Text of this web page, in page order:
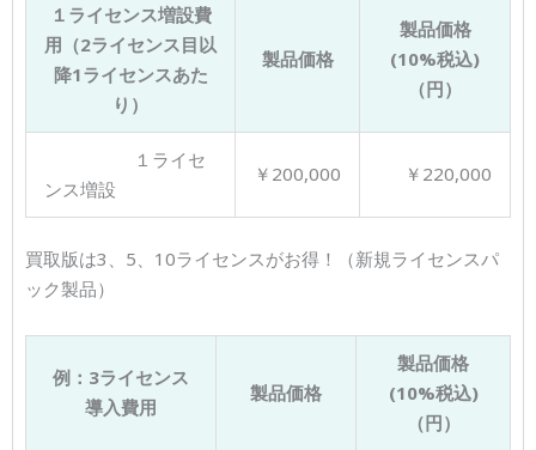
１ライセンス増設費
用（2ライセンス目以
降1ライセンスあた
り）
製品価格
製品価格
(10%税込)
（円）
１ライセ
ンス増設
￥200,000 ￥220,000
買取版は3、5、10ライセンスがお得！（新規ライセンスパ
ック製品）
例：3ライセンス
導入費用
製品価格
製品価格
(10%税込)
（円）